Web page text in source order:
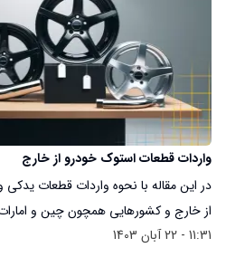
واردات قطعات استوک خودرو از خارج
در این مقاله با نحوه واردات قطعات
از خارج و کشورهایی همچون چین و
11:31 - 22 آبان 1403